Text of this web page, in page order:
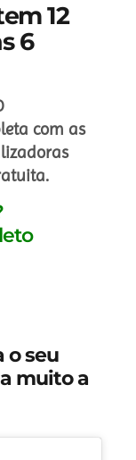
12
6
com as
o seu
muito a